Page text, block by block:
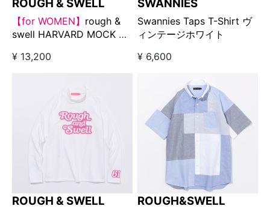
ROUGH & SWELL
【for WOMEN】 rough &
swell HARVARD MOCK W.
¥ 13,200
SWANNIES
Swannies Taps T-Shirt ヴ
ィンテージホワイト
¥ 6,600
ROUGH & SWELL ROUGH&SWELL